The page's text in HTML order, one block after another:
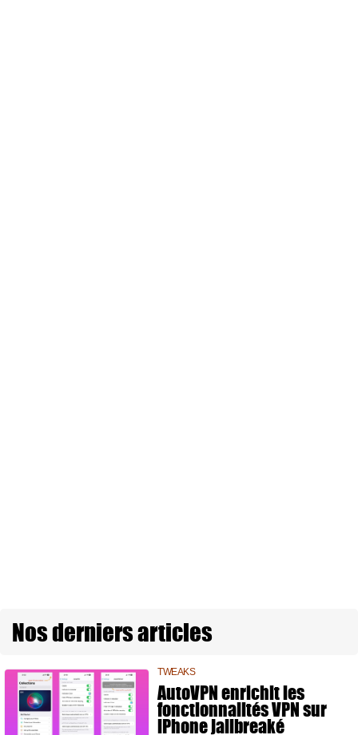
Nos derniers articles
TWEAKS
AutoVPN enrichit les
fonctionnalités VPN sur
iPhone jailbreaké